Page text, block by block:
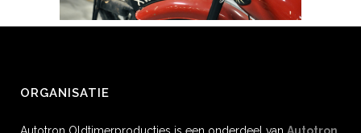
ORGANISATIE